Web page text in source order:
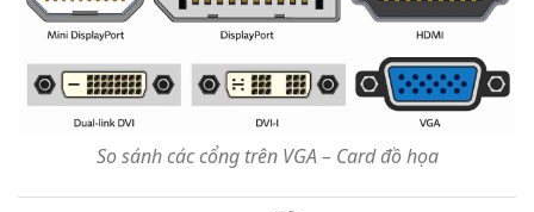
So sánh các cổng trên VGA – Card đồ họa